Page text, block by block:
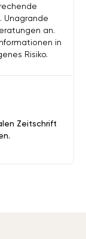
Zeitschrift
Unagrande
an.
in
Risiko.